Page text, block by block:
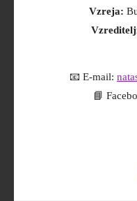
Vzreja:
📧 E-mail:
📘